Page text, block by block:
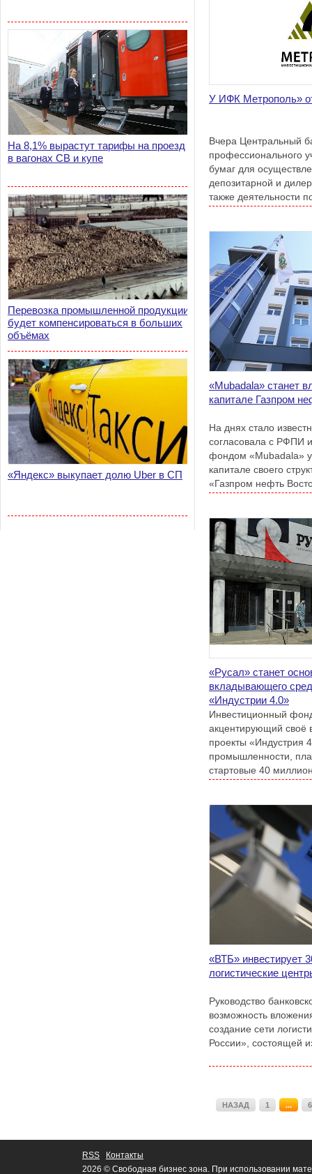
На 8,1% вырастут тарифы на проезд
в вагонах СВ и купе
Перевозка промышленной продукции
будет компенсироваться в больших
объёмах
«Яндекс» выкупает долю Uber в СП
У ИФК Метрополь»
Вчера Центральный
профессионального
бумаг для
депозитарной и
также деятельности
«Mubadala» станет
капитале Газпром
На днях стало
согласовала с РФПИ
фондом «Mubadala»
капитале своего
«Газпром нефть
«Русал» станет
вкладывающего
«Индустрии 4.0»
Инвестиционный
акцентирующий своё
проекты «Индустрия
промышленности,
стартовые 40
«ВТБ» инвестирует
логистические
Руководство
возможность
создание сети
России», состоящей
НАЗАД 1 ... 6
RSS
Контакты
2026 © Свободная бизнес зона. При использовании